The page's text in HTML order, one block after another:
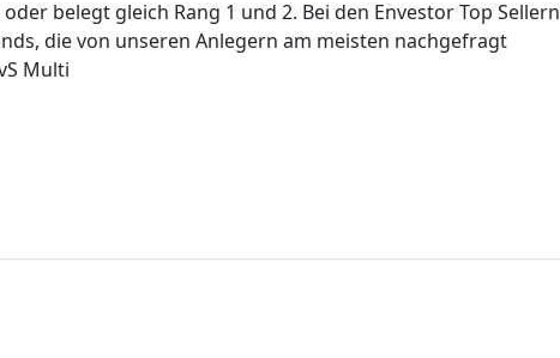
belegt gleich Rang 1 und 2. Bei den Envestor Top Sellern
die von unseren Anlegern am meisten nachgefragt
Multi